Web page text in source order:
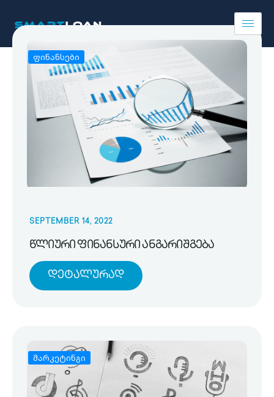
ფინანსები
SEPTEMBER 14, 2022
წლიური ფინანსური ანგარიშგება
Დეტალურად
მარკეტინგი